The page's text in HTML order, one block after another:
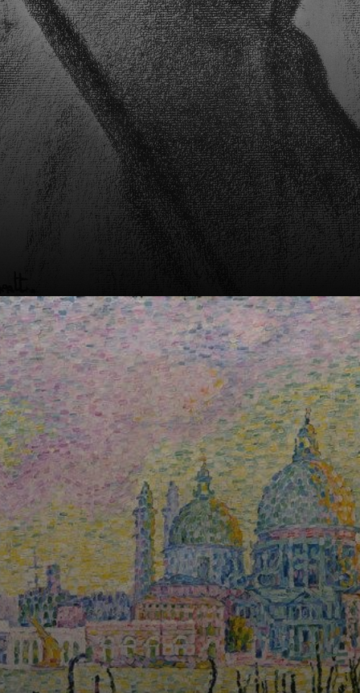
uma mostra anual
para artistas
desencantados
com o Salón
Oficial de París.
Junto a Georges
Seurat, Signac
sentou as bases
do
Neoimpresionismo,
técnica que se
baseia em aplicar